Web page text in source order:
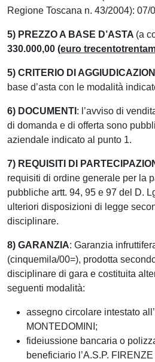
Regione Toscana n. 43/2004): 07/
5) PREZZO A BASE D’ASTA (a
330.000,00 (euro
5) CRITERIO DI
base d’asta con le modalità
6) DOCUMENTI : l’avviso di
di domanda e di offerta sono
aziendale indicato al punto 1.
7) REQUISITI DI
requisiti di ordine generale per la
pubbliche artt. 94, 95 e 97 del D.
ulteriori disposizioni di legge
disciplinare.
8) GARANZIA: Garanzia
(cinquemila/00=), prodotta
disciplinare di gara e costituita
seguenti modalità:
assegno circolare intestato
MONTEDOMINI;
fideiussione bancaria o
beneficiario l’A.S.P.